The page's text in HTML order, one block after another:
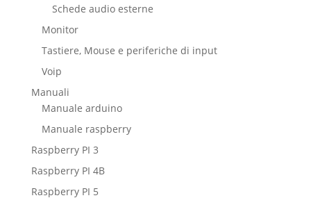
Schede audio esterne
Monitor
Tastiere, Mouse e periferiche di input
Voip
Manuali
Manuale arduino
Manuale raspberry
Raspberry PI 3
Raspberry PI 4B
Raspberry PI 5